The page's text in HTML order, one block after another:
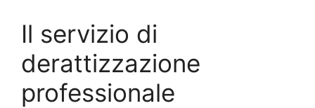
Il servizio di
derattizzazione
professionale